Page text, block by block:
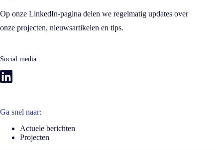
Op onze LinkedIn-pagina delen we regelmatig updates over
onze projecten, nieuwsartikelen en tips.
Social media
Ga snel naar:
Actuele berichten
Projecten